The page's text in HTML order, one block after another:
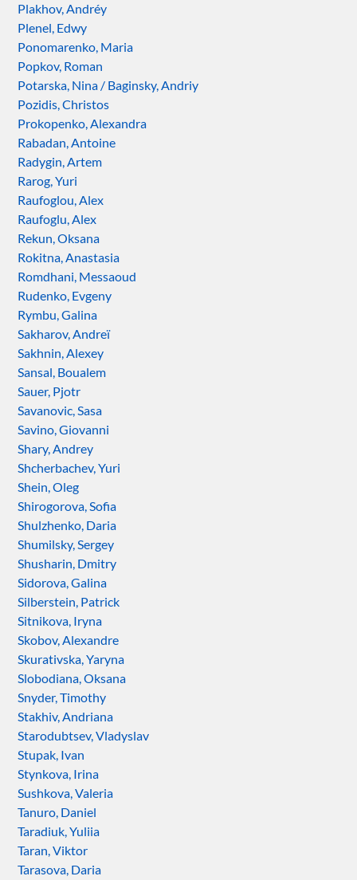
Plakhov, Andréy
Plenel, Edwy
Ponomarenko, Maria
Popkov, Roman
Potarska, Nina / Baginsky, Andriy
Pozidis, Christos
Prokopenko, Alexandra
Rabadan, Antoine
Radygin, Artem
Rarog, Yuri
Raufoglou, Alex
Raufoglu, Alex
Rekun, Oksana
Rokitna, Anastasia
Romdhani, Messaoud
Rudenko, Evgeny
Rymbu, Galina
Sakharov, Andreï
Sakhnin, Alexey
Sansal, Boualem
Sauer, Pjotr
Savanovic, Sasa
Savino, Giovanni
Shary, Andrey
Shcherbachev, Yuri
Shein, Oleg
Shirogorova, Sofia
Shulzhenko, Daria
Shumilsky, Sergey
Shusharin, Dmitry
Sidorova, Galina
Silberstein, Patrick
Sitnikova, Iryna
Skobov, Alexandre
Skurativska, Yaryna
Slobodiana, Oksana
Snyder, Timothy
Stakhiv, Andriana
Starodubtsev, Vladyslav
Stupak, Ivan
Stynkova, Irina
Sushkova, Valeria
Tanuro, Daniel
Taradiuk, Yuliia
Taran, Viktor
Tarasova, Daria